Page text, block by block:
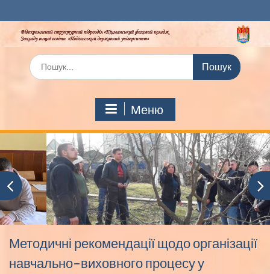
до
вмісту
Шукати:
Меню
Методичні рекомендації щодо організації
навчально-виховного процесу у